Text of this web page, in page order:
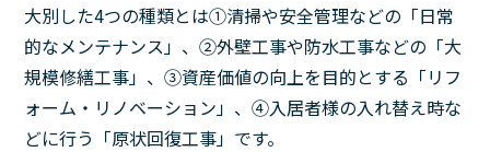
大別した4つの種類とは➀清掃や安全管理などの「日常
的なメンテナンス」、②外壁工事や防水工事などの「大
規模修繕工事」、③資産価値の向上を目的とする「リフ
ォーム・リノベーション」、④入居者様の入れ替え時な
どに行う「原状回復工事」です。